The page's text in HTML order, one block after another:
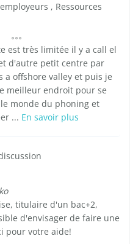
, Ressources
est très limitée il y a call el
d'autre petit centre par
a offshore valley et puis je
meilleur endroit pour se
monde du phoning et
... En savoir plus
titulaire d'un bac+2,
d'envisager de faire une
pour votre aide!